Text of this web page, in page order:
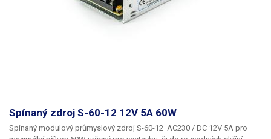
Spínaný zdroj S-60-12 12V 5A 60W
Spínaný modulový průmyslový zdroj S-60-12 AC230 / DC 12V 5A pro